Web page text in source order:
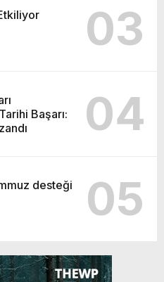
03
Başarı:
04
desteği
05